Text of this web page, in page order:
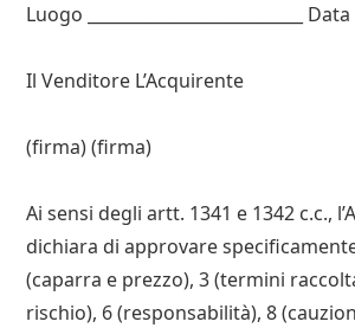
Luogo __________________________ Data
Il Venditore L’Acquirente
(firma) (firma)
Ai sensi degli artt. 1341 e 1342 c.c.,
dichiara di approvare
(caparra e prezzo), 3 (termini
rischio), 6 (responsabilità), 8